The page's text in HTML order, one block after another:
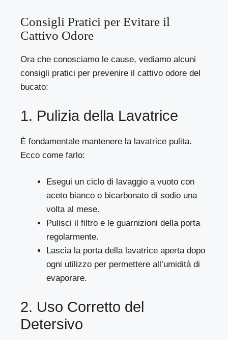
Consigli Pratici per Evitare il
Cattivo Odore
Ora che conosciamo le cause, vediamo alcuni
consigli pratici per prevenire il cattivo odore del
bucato:
1. Pulizia della Lavatrice
È fondamentale mantenere la lavatrice pulita.
Ecco come farlo:
Esegui un ciclo di lavaggio a vuoto con
aceto bianco o bicarbonato di sodio una
volta al mese.
Pulisci il filtro e le guarnizioni della porta
regolarmente.
Lascia la porta della lavatrice aperta dopo
ogni utilizzo per permettere all’umidità di
evaporare.
2. Uso Corretto del
Detersivo